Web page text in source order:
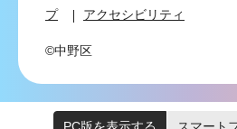
プ アクセシビリティ
©中野区